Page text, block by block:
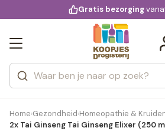
voor 20:00 uur
Gratis bezorging
Zoeken
Categorieën
Merken
Home›Gezondheid›Homeopathie &
2x Tai Ginseng Tai Ginseng Elixer (250